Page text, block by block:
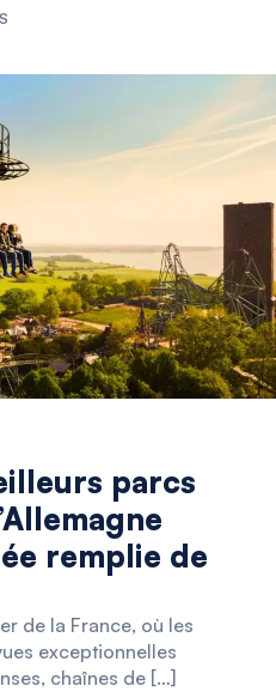
parcs
remplie de
de la France, où les
exceptionnelles
chaînes de […]